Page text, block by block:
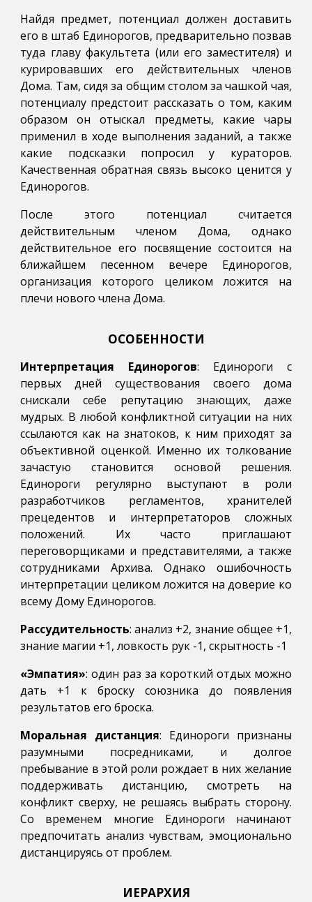
Найдя предмет, потенциал должен доставить
его в штаб Единорогов, предварительно позвав
туда главу факультета (или его заместителя) и
курировавших его действительных членов
Дома. Там, сидя за общим столом за чашкой чая,
потенциалу предстоит рассказать о том, каким
образом он отыскал предметы, какие чары
применил в ходе выполнения заданий, а также
какие подсказки попросил у кураторов.
Качественная обратная связь высоко ценится у
Единорогов.
После этого потенциал считается
действительным членом Дома, однако
действительное его посвящение состоится на
ближайшем песенном вечере Единорогов,
организация которого целиком ложится на
плечи нового члена Дома.
ОСОБЕННОСТИ
Интерпретация Единорогов: Единороги с
первых дней существования своего дома
снискали себе репутацию знающих, даже
мудрых. В любой конфликтной ситуации на них
ссылаются как на знатоков, к ним приходят за
объективной оценкой. Именно их толкование
зачастую становится основой решения.
Единороги регулярно выступают в роли
разработчиков регламентов, хранителей
прецедентов и интерпретаторов сложных
положений. Их часто приглашают
переговорщиками и представителями, а также
сотрудниками Архива. Однако ошибочность
интерпретации целиком ложится на доверие ко
всему Дому Единорогов.
Рассудительность: анализ +2, знание общее +1,
знание магии +1, ловкость рук -1, скрытность -1
«Эмпатия»: один раз за короткий отдых можно
дать +1 к броску союзника до появления
результатов его броска.
Моральная дистанция: Единороги признаны
разумными посредниками, и долгое
пребывание в этой роли рождает в них желание
поддерживать дистанцию, смотреть на
конфликт сверху, не решаясь выбрать сторону.
Со временем многие Единороги начинают
предпочитать анализ чувствам, эмоционально
дистанцируясь от проблем.
ИЕРАРХИЯ